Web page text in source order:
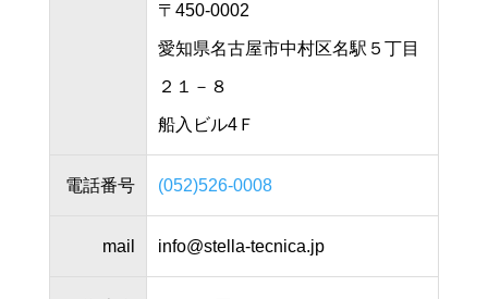
〒450-0002
愛知県名古屋市中村区名駅５丁目
２１－８
船入ビル4Ｆ
電話番号 (052)526-0008
mail info@stella-tecnica.jp